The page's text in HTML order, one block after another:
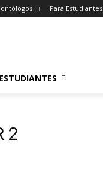
Para Estudiantes
2